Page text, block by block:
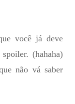
você já deve
(hahaha)
não vá saber